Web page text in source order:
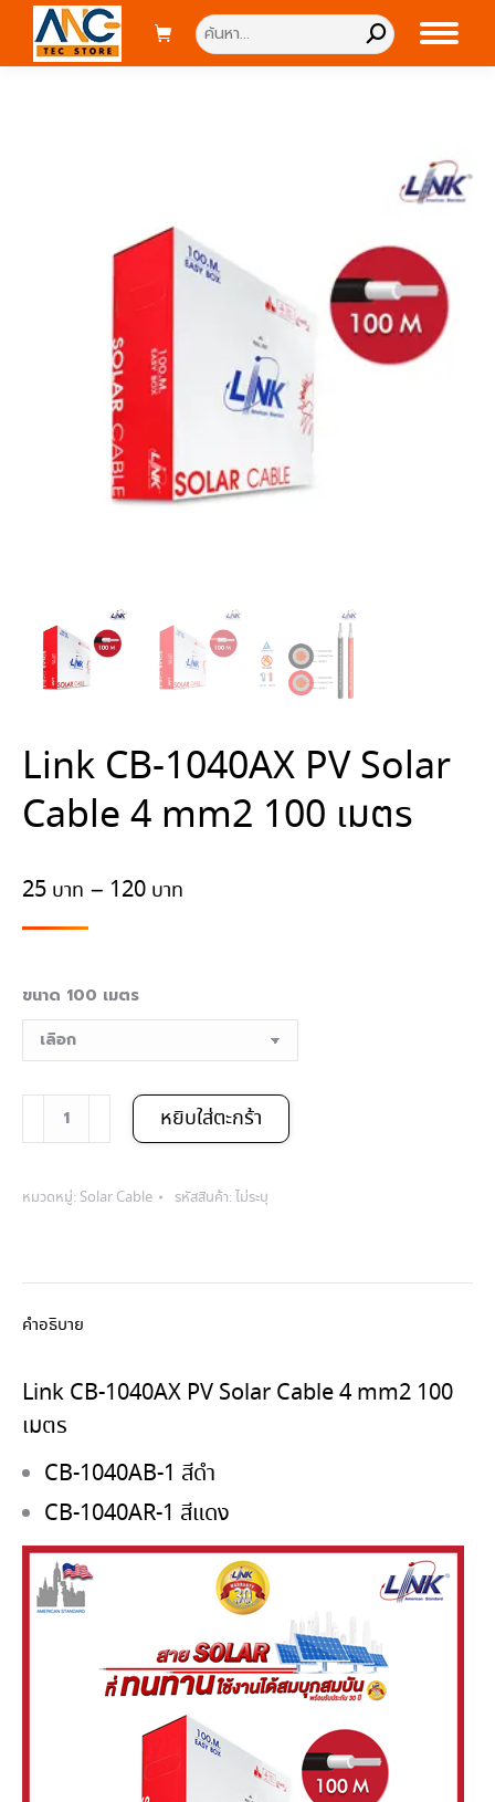
Search:
Link CB-1040AX PV Solar
Cable 4 mm2 100 เมตร
25 – 120
120฿
ขนาด 100 เมตร
จำนวน
Link
CB-
Solar
4
mm2
100
เมตร
ชิ้น
หยิบใส่ตะกร้า
หมวดหมู่: Solar Cable รหัสสินค้า:ไม่ระบุ
คำอธิบาย
Link CB-1040AX PV Solar Cable 4 mm2 100
เมตร
CB-1040AB-1 สีดำ
CB-1040AR-1 สีแดง